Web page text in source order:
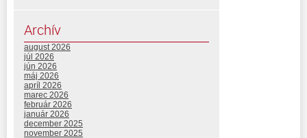
Archív
august 2026
júl 2026
jún 2026
máj 2026
apríl 2026
marec 2026
február 2026
január 2026
december 2025
november 2025